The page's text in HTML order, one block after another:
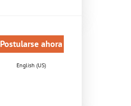
Postularse ahora
English (US)